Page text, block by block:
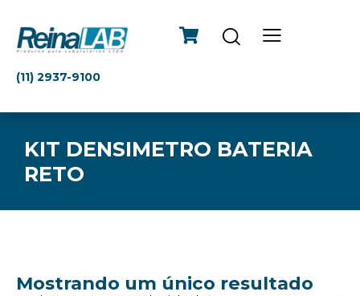
(11) 2937-9100
KIT DENSIMETRO BATERIA
RETO
Mostrando um único resultado